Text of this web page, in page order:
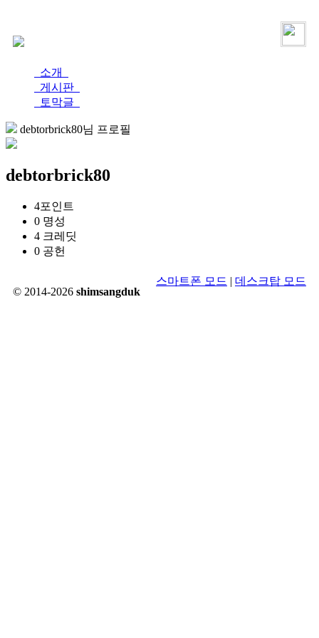
소개
게시판
토막글
debtorbrick80님 프로필
debtorbrick80
4포인트
0 명성
4 크레딧
0 공헌
© 2014-2026 shimsangduk
스마트폰 모드 | 데스크탑 모드